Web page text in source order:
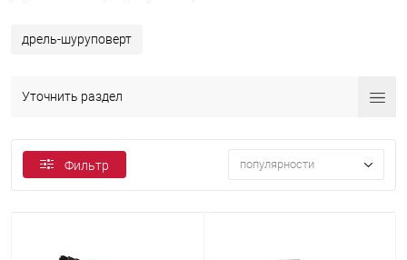
дрель-шуруповерт
Уточнить раздел
Фильтр популярности